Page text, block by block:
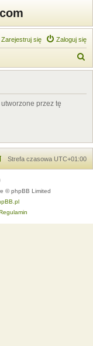
Zaloguj się
Zarejestruj się
z
przez tę
Strefa czasowa UTC+01:00
© phpBB Limited